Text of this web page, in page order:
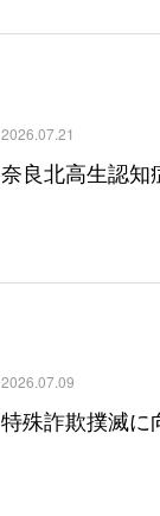
2026.07.21
奈良北高生認知
2026.07.09
特殊詐欺撲滅に